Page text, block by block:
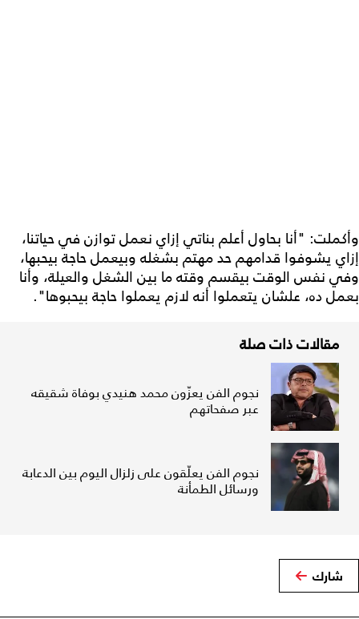
وأكملت: "أنا بحاول أعلم بناتي إزاي نعمل توازن في حياتنا،
إزاي يشوفوا قدامهم حد مهتم بشغله وبيعمل حاجة بيحبها،
وفي نفس الوقت بيقسم وقته ما بين الشغل والعيلة، وأنا
بعمل ده، علشان يتعملوا أنه لازم يعملوا حاجة بيحبوها".
مقالات ذات صلة
نجوم الفن يعزّون محمد هنيدي بوفاة شقيقه
عبر صفحاتهم
نجوم الفن يعلّقون على زلزال اليوم بين الدعابة
ورسائل الطمأنة
شارك